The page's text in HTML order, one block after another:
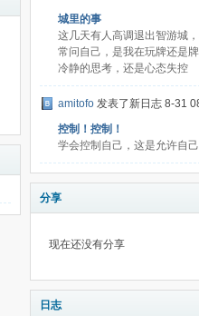
城里的事
这几天有人高调退出智游城
常问自己，是我在玩牌还是
冷静的思考，还是心态失控
amitofo 发表了新日志 8-31
控制！控制！
学会控制自己，这是允许自
分享
现在还没有分享
日志